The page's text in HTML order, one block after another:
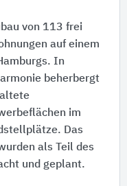
von 113 frei
auf einem
In
beherbergt
im
Das
als Teil des
und geplant.